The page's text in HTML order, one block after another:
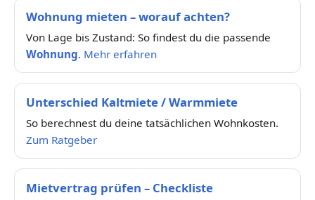
Wohnung mieten – worauf achten?
Von Lage bis Zustand: So findest du die passende
Wohnung. Mehr erfahren
Unterschied Kaltmiete / Warmmiete
So berechnest du deine tatsächlichen Wohnkosten.
Zum Ratgeber
Mietvertrag prüfen – Checkliste